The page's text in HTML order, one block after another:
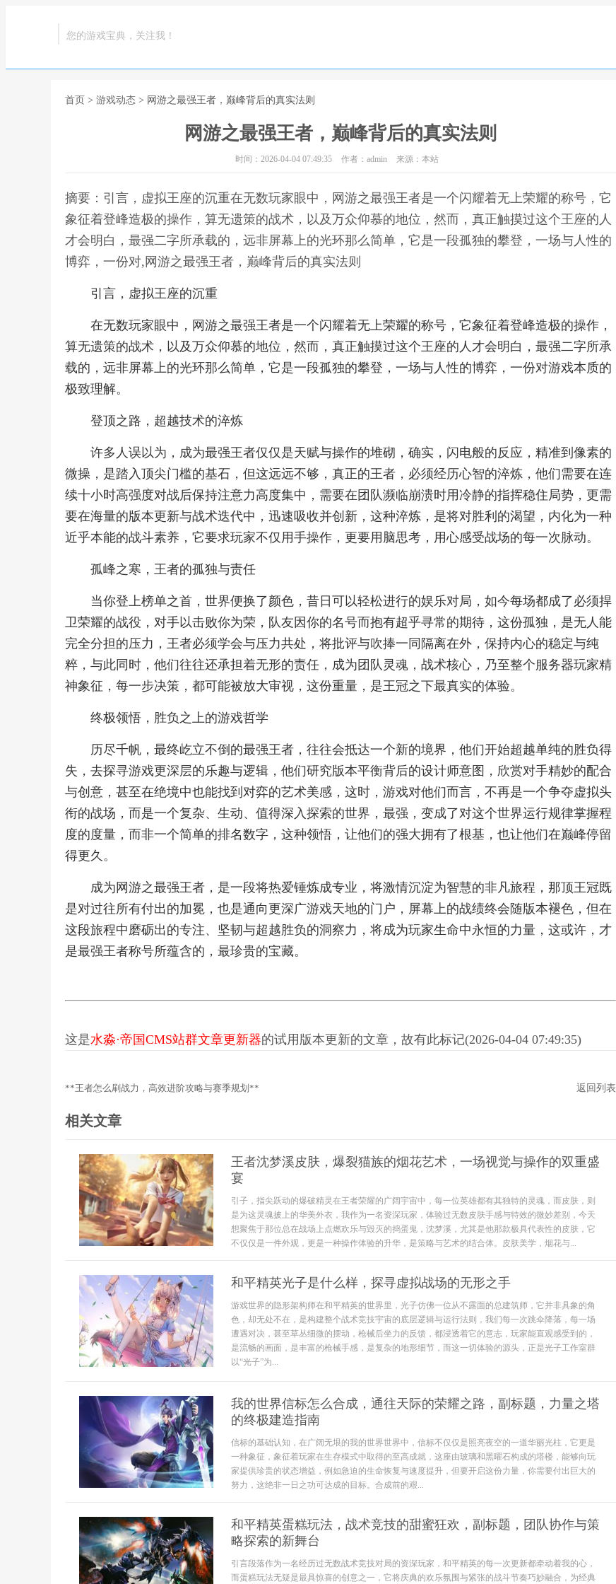
您的游戏宝典，关注我！
首页 > 游戏动态 > 网游之最强王者，巅峰背后的真实法则
网游之最强王者，巅峰背后的真实法则
时间：2026-04-04 07:49:35 作者：admin 来源：本站
摘要：引言，虚拟王座的沉重在无数玩家眼中，网游之最强王者是一个闪耀着无上荣耀的称号，它
象征着登峰造极的操作，算无遗策的战术，以及万众仰慕的地位，然而，真正触摸过这个王座的人
才会明白，最强二字所承载的，远非屏幕上的光环那么简单，它是一段孤独的攀登，一场与人性的
博弈，一份对,网游之最强王者，巅峰背后的真实法则
引言，虚拟王座的沉重
在无数玩家眼中，网游之最强王者是一个闪耀着无上荣耀的称号，它象征着登峰造极的操作，
算无遗策的战术，以及万众仰慕的地位，然而，真正触摸过这个王座的人才会明白，最强二字所承
载的，远非屏幕上的光环那么简单，它是一段孤独的攀登，一场与人性的博弈，一份对游戏本质的
极致理解。
登顶之路，超越技术的淬炼
许多人误以为，成为最强王者仅仅是天赋与操作的堆砌，确实，闪电般的反应，精准到像素的
微操，是踏入顶尖门槛的基石，但这远远不够，真正的王者，必须经历心智的淬炼，他们需要在连
续十小时高强度对战后保持注意力高度集中，需要在团队濒临崩溃时用冷静的指挥稳住局势，更需
要在海量的版本更新与战术迭代中，迅速吸收并创新，这种淬炼，是将对胜利的渴望，内化为一种
近乎本能的战斗素养，它要求玩家不仅用手操作，更要用脑思考，用心感受战场的每一次脉动。
孤峰之寒，王者的孤独与责任
当你登上榜单之首，世界便换了颜色，昔日可以轻松进行的娱乐对局，如今每场都成了必须捍
卫荣耀的战役，对手以击败你为荣，队友因你的名号而抱有超乎寻常的期待，这份孤独，是无人能
完全分担的压力，王者必须学会与压力共处，将批评与吹捧一同隔离在外，保持内心的稳定与纯
粹，与此同时，他们往往还承担着无形的责任，成为团队灵魂，战术核心，乃至整个服务器玩家精
神象征，每一步决策，都可能被放大审视，这份重量，是王冠之下最真实的体验。
终极领悟，胜负之上的游戏哲学
历尽千帆，最终屹立不倒的最强王者，往往会抵达一个新的境界，他们开始超越单纯的胜负得
失，去探寻游戏更深层的乐趣与逻辑，他们研究版本平衡背后的设计师意图，欣赏对手精妙的配合
与创意，甚至在绝境中也能找到对弈的艺术美感，这时，游戏对他们而言，不再是一个争夺虚拟头
衔的战场，而是一个复杂、生动、值得深入探索的世界，最强，变成了对这个世界运行规律掌握程
度的度量，而非一个简单的排名数字，这种领悟，让他们的强大拥有了根基，也让他们在巅峰停留
得更久。
成为网游之最强王者，是一段将热爱锤炼成专业，将激情沉淀为智慧的非凡旅程，那顶王冠既
是对过往所有付出的加冕，也是通向更深广游戏天地的门户，屏幕上的战绩终会随版本褪色，但在
这段旅程中磨砺出的专注、坚韧与超越胜负的洞察力，将成为玩家生命中永恒的力量，这或许，才
是最强王者称号所蕴含的，最珍贵的宝藏。
这是水淼·帝国CMS站群文章更新器的试用版本更新的文章，故有此标记(2026-04-04 07:49:35)
**王者怎么刷战力，高效进阶攻略与赛季规划** 返回列表
相关文章
王者沈梦溪皮肤，爆裂猫族的烟花艺术，一场视觉与操作的双重盛
宴
引子，指尖跃动的爆破精灵在王者荣耀的广阔宇宙中，每一位英雄都有其独特的灵魂，而皮肤，则
是为这灵魂披上的华美外衣，我作为一名资深玩家，体验过无数皮肤手感与特效的微妙差别，今天
想聚焦于那位总在战场上点燃欢乐与毁灭的捣蛋鬼，沈梦溪，尤其是他那款极具代表性的皮肤，它
不仅仅是一件外观，更是一种操作体验的升华，是策略与艺术的结合体。皮肤美学，烟花与...
和平精英光子是什么样，探寻虚拟战场的无形之手
游戏世界的隐形架构师在和平精英的世界里，光子仿佛一位从不露面的总建筑师，它并非具象的角
色，却无处不在，是构建整个战术竞技宇宙的底层逻辑与运行法则，我们每一次跳伞降落，每一场
遭遇对决，甚至草丛细微的摆动，枪械后坐力的反馈，都浸透着它的意志，玩家能直观感受到的，
是流畅的画面，是丰富的枪械手感，是复杂的地形细节，而这一切体验的源头，正是光子工作室群
以“光子”为...
我的世界信标怎么合成，通往天际的荣耀之路，副标题，力量之塔
的终极建造指南
信标的基础认知，在广阔无垠的我的世界世界中，信标不仅仅是照亮夜空的一道华丽光柱，它更是
一种象征，象征着玩家在生存模式中取得的至高成就，这座由玻璃和黑曜石构成的塔楼，能够向玩
家提供珍贵的状态增益，例如急迫的生命恢复与速度提升，但要开启这份力量，你需要付出巨大的
努力，这绝非一日之功可达成的目标。合成前的艰...
和平精英蛋糕玩法，战术竞技的甜蜜狂欢，副标题，团队协作与策
略探索的新舞台
引言段落作为一名经历过无数战术竞技对局的资深玩家，和平精英的每一次更新都牵动着我的心，
而蛋糕玩法无疑是最具惊喜的创意之一，它将庆典的欢乐氛围与紧张的战斗节奏巧妙融合，为经典